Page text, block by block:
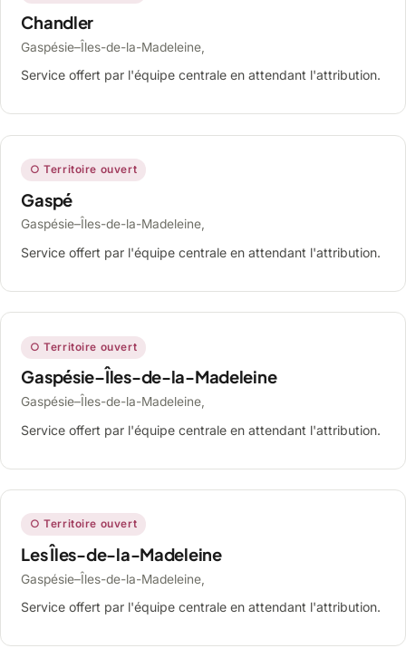
Chandler
Gaspésie–Îles-de-la-Madeleine,
Service offert par l'équipe centrale en attendant l'attribution.
○ Territoire ouvert
Gaspé
Gaspésie–Îles-de-la-Madeleine,
Service offert par l'équipe centrale en attendant l'attribution.
○ Territoire ouvert
Gaspésie–Îles-de-la-Madeleine
Gaspésie–Îles-de-la-Madeleine,
Service offert par l'équipe centrale en attendant l'attribution.
○ Territoire ouvert
Les Îles-de-la-Madeleine
Gaspésie–Îles-de-la-Madeleine,
Service offert par l'équipe centrale en attendant l'attribution.